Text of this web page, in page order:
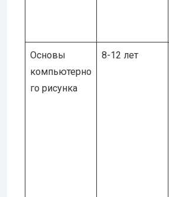
Основы
компьютерно
го рисунка
8-12 лет